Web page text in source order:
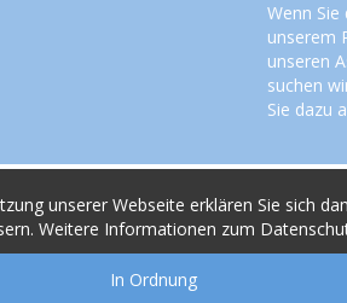
Wenn
unserem
unseren
suchen
Sie dazu
unserer Webseite erklären Sie sich
Weitere Informationen zum
In Ordnung